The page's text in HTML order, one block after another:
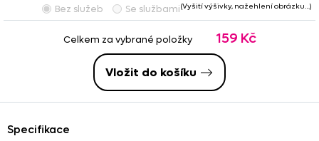
Bez služeb Se službami(Vyšití výšivky, nažehlení obrázku…)
Celkem za vybrané položky 159 Kč
Vložit do košíku
Specifikace